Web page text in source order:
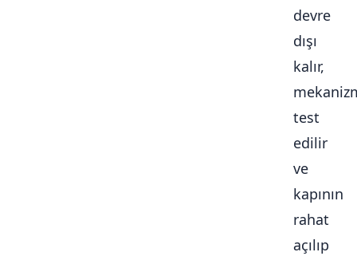
devre
dışı
kalır,
test
edilir
ve
kapının
rahat
açılıp